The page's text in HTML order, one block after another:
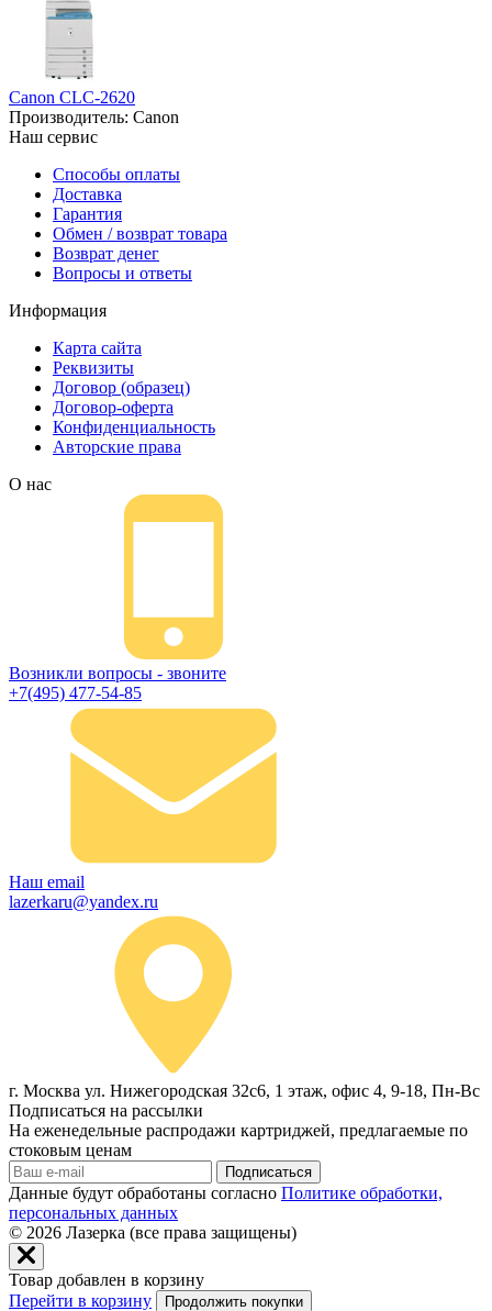
Canon CLC-2620
Производитель: Canon
Наш сервис
Способы оплаты
Доставка
Гарантия
Обмен / возврат товара
Возврат денег
Вопросы и ответы
Информация
Карта сайта
Реквизиты
Договор (образец)
Договор-оферта
Конфиденциальность
Авторские права
О нас
Возникли вопросы - звоните
+7(495) 477-54-85
Наш email
lazerkaru@yandex.ru
г. Москва ул. Нижегородская 32с6, 1 этаж, офис 4, 9-18, Пн-Вс
Подписаться на рассылки
На еженедельные распродажи картриджей, предлагаемые по
стоковым ценам
Подписаться
Данные будут обработаны согласно Политике обработки,
персональных данных
© 2026 Лазерка (все права защищены)
Товар добавлен в корзину
Перейти в корзину
Продолжить покупки